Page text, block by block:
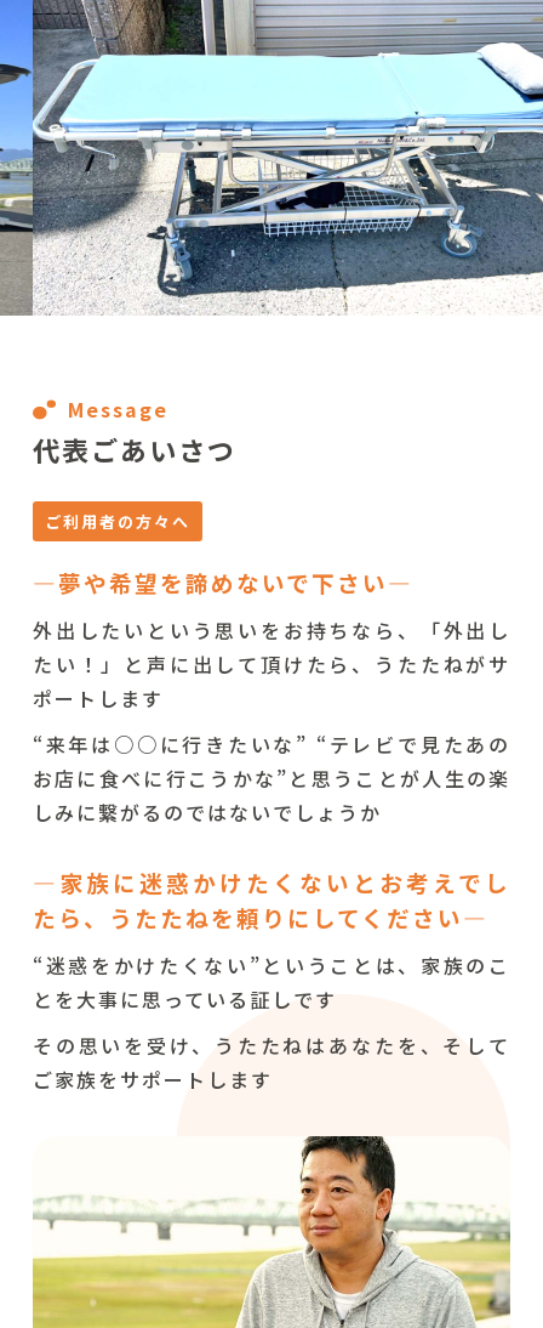
Message
代表ごあいさつ
ご利用者の方々へ
―夢や希望を諦めないで下さい―
外出したいという思いをお持ちなら、「外出し
たい！」と声に出して頂けたら、うたたねがサ
ポートします
“来年は○○に行きたいな” “テレビで見たあの
お店に食べに行こうかな”と思うことが人生の楽
しみに繋がるのではないでしょうか
―家族に迷惑かけたくないとお考えでし
たら、うたたねを頼りにしてください―
“迷惑をかけたくない”ということは、家族のこ
とを大事に思っている証しです
その思いを受け、うたたねはあなたを、そして
ご家族をサポートします